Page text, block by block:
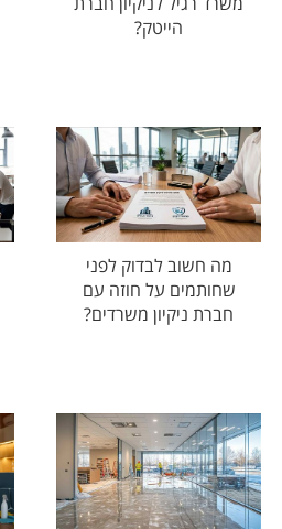
הייטק?
מה חשוב לבדוק לפני
שחותמים על חוזה עם
חברת ניקיון משרדים?